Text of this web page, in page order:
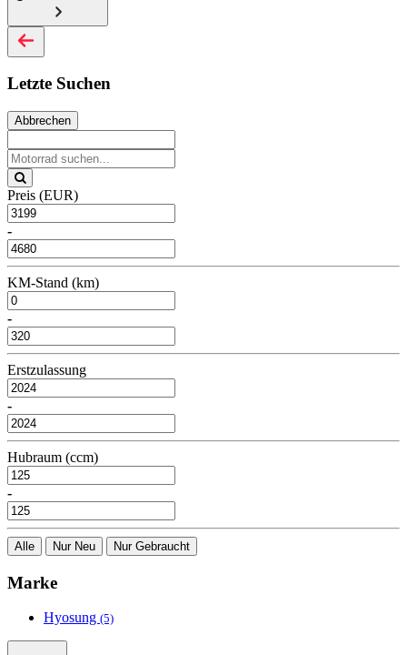
Letzte Suchen
Abbrechen
Preis (EUR)
-
KM-Stand (km)
-
Erstzulassung
-
Hubraum (ccm)
-
Alle Nur Neu Nur Gebraucht
Marke
Hyosung (5)